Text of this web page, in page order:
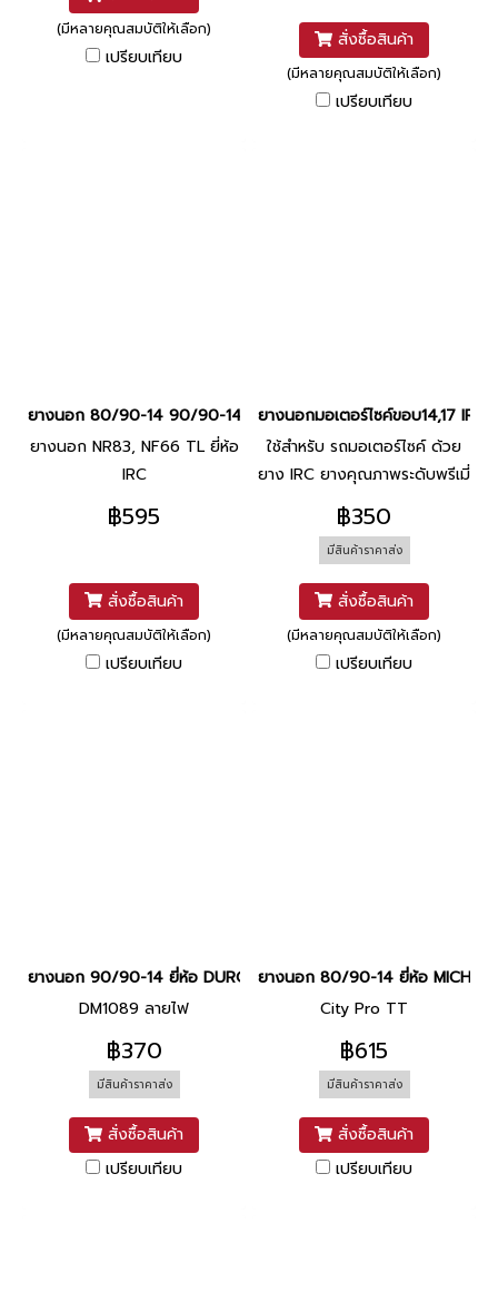
(มีหลายคุณสมบัติให้เลือก)
เปรียบเทียบ
สั่งซื้อสินค้า
(มีหลายคุณสมบัติให้เลือก)
เปรียบเทียบ
ยางนอก 80/90-14 90/90-14 NR83, NF66 TL ยี่ห้อ IRC
ยางนอก NR83, NF66 TL ยี่ห้อ
IRC
฿595
สั่งซื้อสินค้า
(มีหลายคุณสมบัติให้เลือก)
เปรียบเทียบ
ยางนอกมอเตอร์ไซค์ขอบ14,17 IRC
ใช้สำหรับ รถมอเตอร์ไซค์ ด้วย
ยาง IRC ยางคุณภาพระดับพรีเมี่
ยม ลาย SANDAH Z
฿350
มีสินค้าราคาส่ง
สั่งซื้อสินค้า
(มีหลายคุณสมบัติให้เลือก)
เปรียบเทียบ
ยางนอก 90/90-14 ยี่ห้อ DURO
DM1089 ลายไฟ
฿370
มีสินค้าราคาส่ง
สั่งซื้อสินค้า
เปรียบเทียบ
ยางนอก 80/90-14 ยี่ห้อ
City Pro TT
฿615
มีสินค้าราคาส่ง
สั่งซื้อสินค้า
เปรียบเทียบ